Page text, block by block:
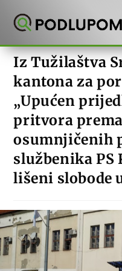
Iz Tužilaštva
kantona za
„Upućen
pritvora
osumnjičenih
službenika PS
lišeni slobode